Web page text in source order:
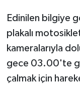
Edinilen bilgiye
plakalı
kameralarıyla
gece 03.00'te
çalmak için